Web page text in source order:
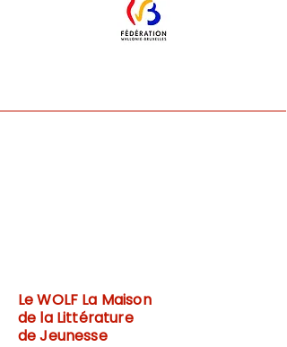
Le WOLF La Maison
de la Littérature
de Jeunesse